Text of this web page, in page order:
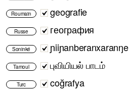
Roumain geografie
Russe география
Soninké ɲiiɲanberanxaranŋe
Tamoul புவியியல் பாடம்
Turc coğrafya